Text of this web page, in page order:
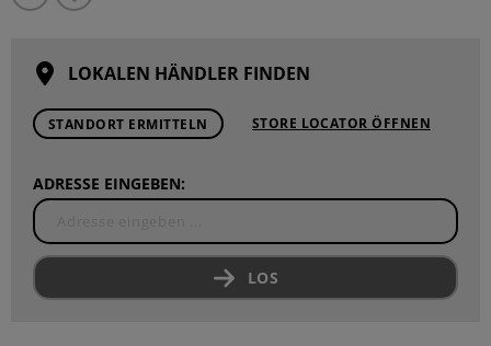
LOKALEN HÄNDLER FINDEN
STANDORT ERMITTELN STORE LOCATOR ÖFFNEN
ADRESSE EINGEBEN:
LOS